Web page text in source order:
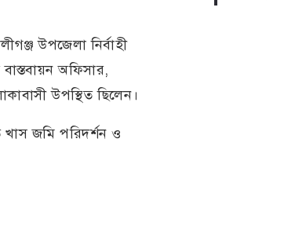
উপজেলা নির্বাহী
অফিসার,
উপস্থিত ছিলেন।
জমি পরিদর্শন ও